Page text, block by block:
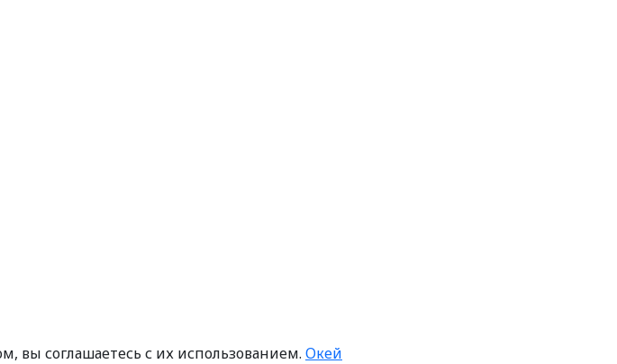
вы соглашаетесь с их использованием. Окей